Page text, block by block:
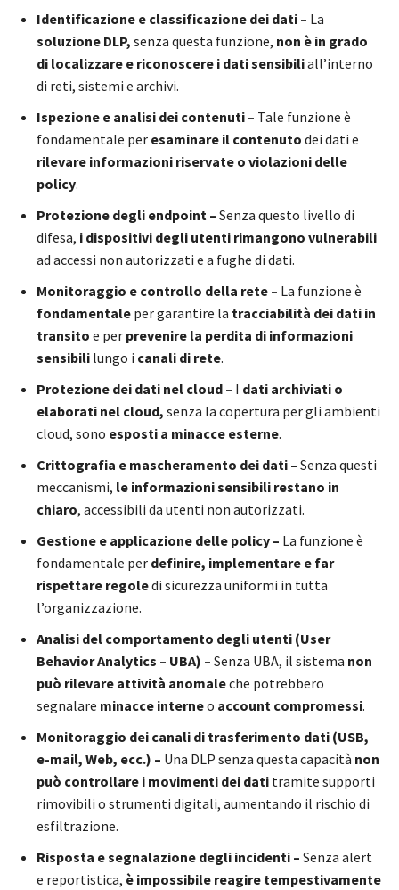
Identificazione e classificazione dei dati – La
soluzione DLP, senza questa funzione, non è in grado
di localizzare e riconoscere i dati sensibiliall’interno
di reti, sistemi e archivi.
Ispezione e analisi dei contenuti – Tale funzione è
fondamentale per esaminare il contenuto dei dati e
rilevare informazioni riservate o violazioni delle
policy.
Protezione degli endpoint – Senza questo livello di
difesa, i dispositivi degli utenti rimangono vulnerabili
ad accessi non autorizzati e a fughe di dati.
Monitoraggio e controllo della rete – La funzione è
fondamentale per garantire la tracciabilità dei dati in
transito e per prevenire la perdita di informazioni
sensibili lungo i canali di rete.
Protezione dei dati nel cloud – I dati archiviati o
elaborati nel cloud, senza la copertura per gli ambienti
cloud, sono esposti a minacce esterne.
Crittografia e mascheramento dei dati – Senza questi
meccanismi, le informazioni sensibili restano in
chiaro, accessibili da utenti non autorizzati.
Gestione e applicazione delle policy – La funzione è
fondamentale per definire, implementare e far
rispettare regoledi sicurezza uniformi in tutta
l’organizzazione.
Analisi del comportamento degli utenti (User
Behavior Analytics – UBA) – Senza UBA, il sistema non
può rilevare attività anomaleche potrebbero
segnalare minacce interneo account compromessi.
Monitoraggio dei canali di trasferimento dati (USB,
e-mail, Web, ecc.) – Una DLP senza questa capacità non
può controllare i movimenti dei dati tramite supporti
rimovibili o strumenti digitali, aumentando il rischio di
esfiltrazione.
Risposta e segnalazione degli incidenti – Senza alert
e reportistica, è impossibile reagire tempestivamente